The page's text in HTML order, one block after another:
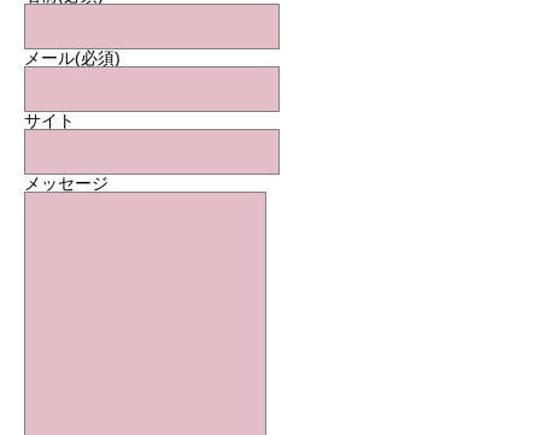
メール(必須)
サイト
メッセージ